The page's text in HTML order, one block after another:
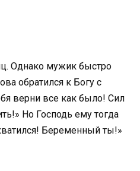
Однако мужик быстро
обратился к Богу с
верни все как было! Сил
Но Господь ему тогда
Беременный ты!»